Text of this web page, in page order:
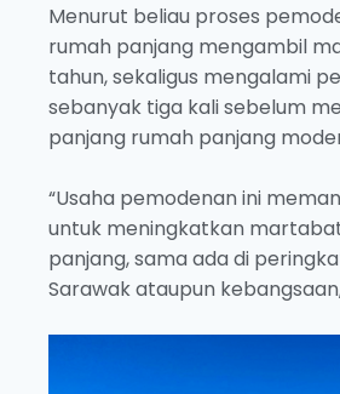
Menurut beliau proses
rumah panjang mengambil
tahun, sekaligus mengalami
sebanyak tiga kali sebelum
panjang rumah panjang
“Usaha pemodenan ini
untuk meningkatkan
panjang, sama ada di
Sarawak ataupun